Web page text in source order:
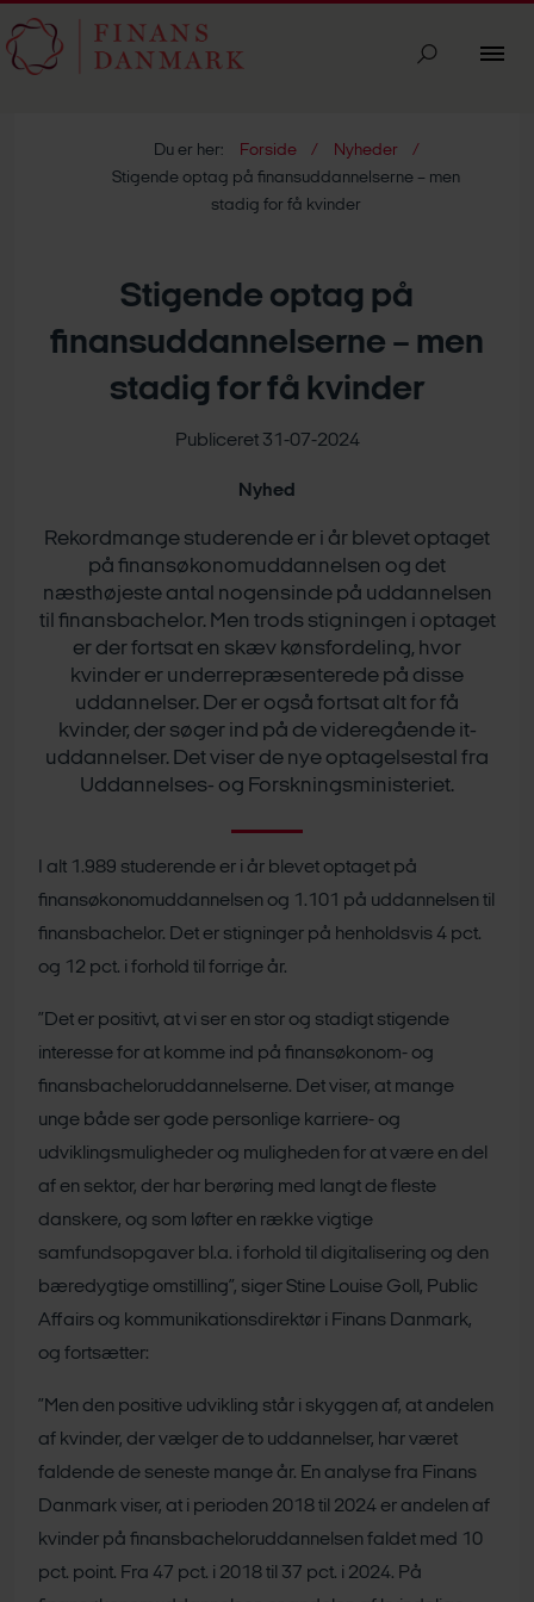
Du er her: Forside
Nyheder
Stigende optag på finansuddannelserne – men
stadig for få kvinder
Stigende optag på
finansuddannelserne – men
stadig for få kvinder
Publiceret 31-07-2024
Nyhed
Rekordmange studerende er i år blevet optaget
på finansøkonomuddannelsen og det
næsthøjeste antal nogensinde på uddannelsen
til finansbachelor. Men trods stigningen i optaget
er der fortsat en skæv kønsfordeling, hvor
kvinder er underrepræsenterede på disse
uddannelser. Der er også fortsat alt for få
kvinder, der søger ind på de videregående it-
uddannelser. Det viser de nye optagelsestal fra
Uddannelses- og Forskningsministeriet.
I alt 1.989 studerende er i år blevet optaget på
finansøkonomuddannelsen og 1.101 på uddannelsen til
finansbachelor. Det er stigninger på henholdsvis 4 pct.
og 12 pct. i forhold til forrige år.
”Det er positivt, at vi ser en stor og stadigt stigende
interesse for at komme ind på finansøkonom- og
finansbacheloruddannelserne. Det viser, at mange
unge både ser gode personlige karriere- og
udviklingsmuligheder og muligheden for at være en del
af en sektor, der har berøring med langt de fleste
danskere, og som løfter en række vigtige
samfundsopgaver bl.a. i forhold til digitalisering og den
bæredygtige omstilling”, siger Stine Louise Goll, Public
Affairs og kommunikationsdirektør i Finans Danmark,
og fortsætter:
”Men den positive udvikling står i skyggen af, at andelen
af kvinder, der vælger de to uddannelser, har været
faldende de seneste mange år. En analyse fra Finans
Danmark viser, at i perioden 2018 til 2024 er andelen af
kvinder på finansbacheloruddannelsen faldet med 10
pct. point. Fra 47 pct. i 2018 til 37 pct. i 2024. På